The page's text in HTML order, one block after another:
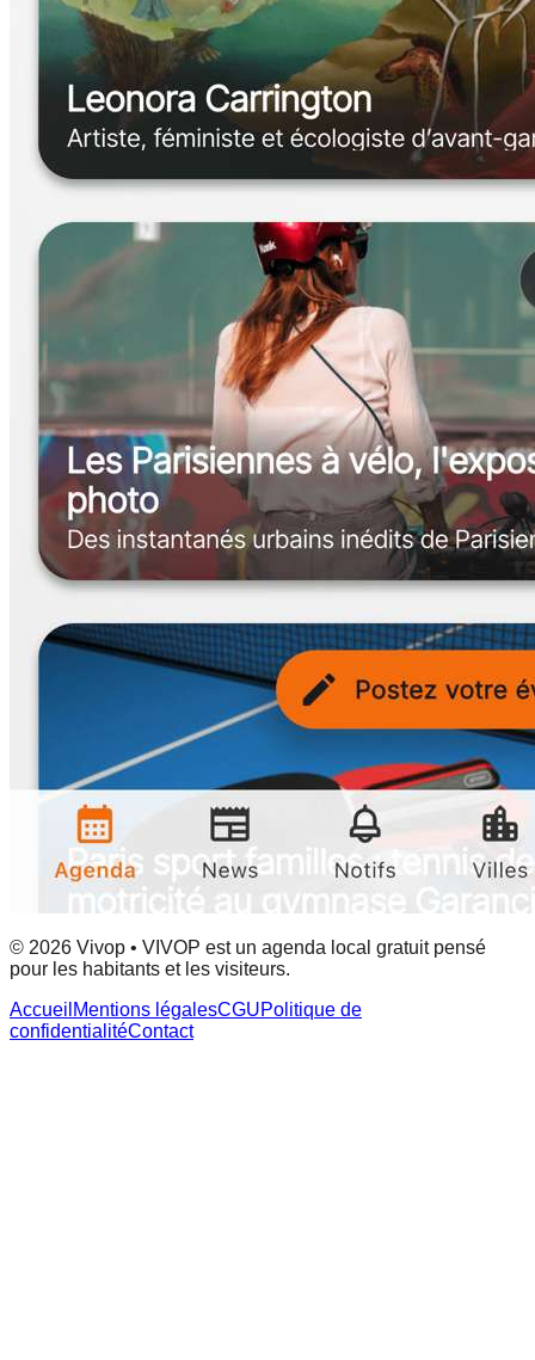
© 2026 Vivop • VIVOP est un agenda local gratuit pensé
pour les habitants et les visiteurs.
Accueil Mentions légalesCGUPolitique de
confidentialitéContact